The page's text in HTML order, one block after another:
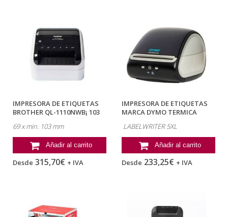
IMPRESORA DE ETIQUETAS
BROTHER QL-1110NWB¡ 103
69 x min. 103 mm
Añadir al carrito
Desde 315,70€ + IVA
IMPRESORA DE ETIQUETAS
MARCA DYMO TERMICA
LABELWRITER 5XL
Añadir al carrito
Desde 233,25€ + IVA